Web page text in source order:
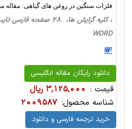
فلزات سنگین در روغن های گیاهی: مقاله
WORD
دانلود رایگان مقاله انگلیسی
قیمت : 3,125,000 ریال
شناسه محصول: 2009587
خرید ترجمه فارسی و دانلود